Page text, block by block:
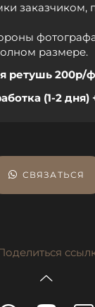
заказчиком,
размере.
ретушь 200р/
(1-2 дня)
СВЯЗАТЬСЯ